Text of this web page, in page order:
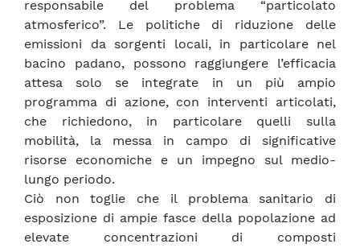
responsabile del problema “particolato
atmosferico”. Le politiche di riduzione delle
emissioni da sorgenti locali, in particolare nel
bacino padano, possono raggiungere l’efficacia
attesa solo se integrate in un più ampio
programma di azione, con interventi articolati,
che richiedono, in particolare quelli sulla
mobilità, la messa in campo di significative
risorse economiche e un impegno sul medio-
lungo periodo.
Ciò non toglie che il problema sanitario di
esposizione di ampie fasce della popolazione ad
elevate concentrazioni di composti